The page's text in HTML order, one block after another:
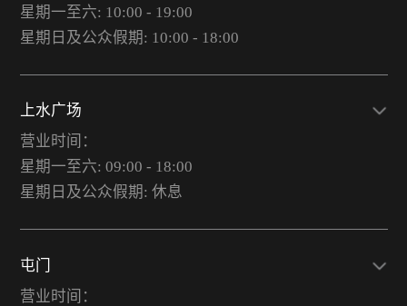
星期一至六: 10:00 - 19:00
星期日及公众假期: 10:00 - 18:00
上水广场
营业时间：
星期一至六: 09:00 - 18:00
星期日及公众假期: 休息
屯门
营业时间：